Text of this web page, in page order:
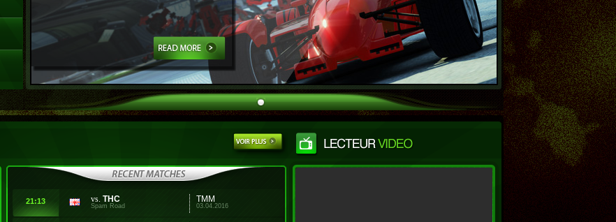
21:13 vs. THC
Spam Road
TMM
03.04.2016